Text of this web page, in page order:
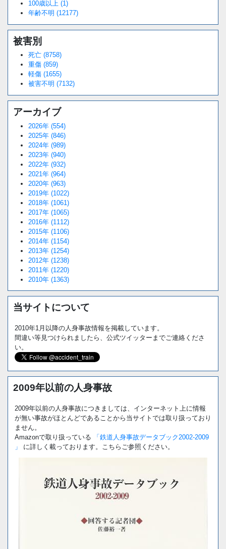
100歳以上 (1)
年齢不明 (12177)
被害別
死亡 (8758)
重傷 (859)
軽傷 (1655)
被害不明 (7132)
アーカイブ
2026年 (554)
2025年 (846)
2024年 (989)
2023年 (940)
2022年 (932)
2021年 (964)
2020年 (963)
2019年 (1022)
2018年 (1061)
2017年 (1065)
2016年 (1112)
2015年 (1106)
2014年 (1154)
2013年 (1254)
2012年 (1238)
2011年 (1220)
2010年 (1363)
当サイトについて
2010年1月以降の人身事故情報を掲載しています。
間違い等見つけられましたら、公式ツイッターまでご連絡くださ
い。
2009年以前の人身事故
2009年以前の人身事故につきましては、インターネット上に情報
が無い事故がほとんどであることから当サイトでは取り扱っており
ません。
Amazonで取り扱っている
「鉄道人身事故データブック2002-2009
」
に詳しく載っております。こちらご参照ください。